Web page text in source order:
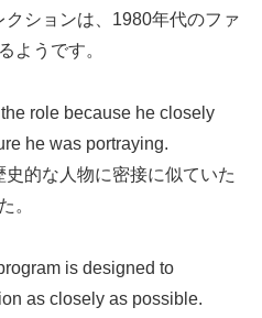
ションは、1980年代のファ
ようです。
role because he closely
he was portraying.
的な人物に密接に似ていた
。
is designed to
as closely as possible.